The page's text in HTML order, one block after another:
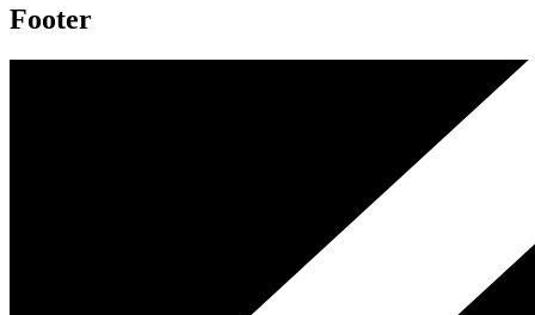
Footer